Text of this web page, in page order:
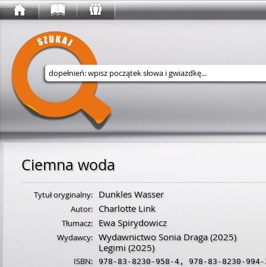
Wyszukaj w serwisie
Ciemna woda
Tytuł oryginalny: Dunkles Wasser
Autor: Charlotte Link
Tłumacz: Ewa Spirydowicz
Wydawcy: Wydawnictwo Sonia Draga(2025)
Legimi (2025)
ISBN: 978-83-8230-958-4, 978-83-8230-994-